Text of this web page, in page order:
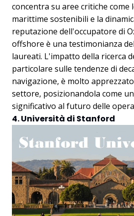
concentra su aree critiche come
marittime sostenibili e la
reputazione dell'occupatore di
offshore è una testimonianza
laureati. L'impatto della ricerca
particolare sulle tendenze di
navigazione, è molto
settore, posizionandola come
significativo al futuro delle
4. Università di Stanford